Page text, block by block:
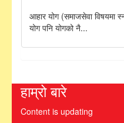
आहार योग (समाजसेवा विषयमा
योग पनि योगको नै...
हाम्रो बारे
Content is updating